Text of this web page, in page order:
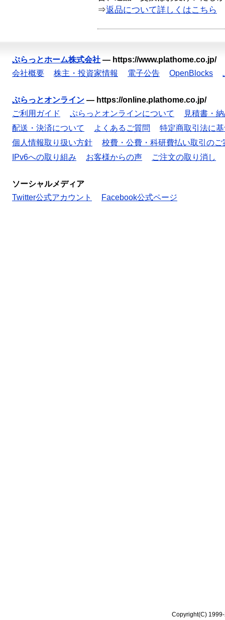
⇒返品について詳しくはこちら
ぷらっとホーム株式会社 — https://www.plathome.co.jp/
会社概要
株主・投資家情報 電子公告 OpenBlocks
ぷらっとオンライン — https://online.plathome.co.jp/
ご利用ガイド
ぷらっとオンラインについて
見積書・
配送・決済について
よくあるご質問
特定商取引法に
個人情報取り扱い方針
校費・公費・科研費払い取引のご
IPv6への取り組み
お客様からの声 ご注文の取り消し
ソーシャルメディア
Twitter公式アカウント
Facebook公式ページ
Copyright(C)